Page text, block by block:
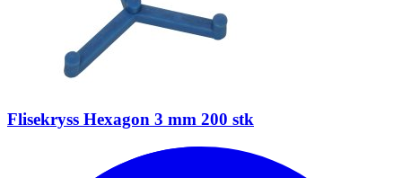
Flisekryss Hexagon 3 mm 200 stk